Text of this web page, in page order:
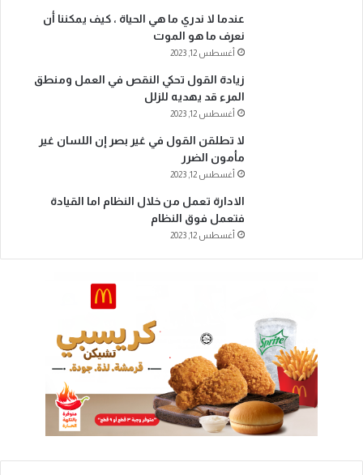
عندما لا ندري ما هي الحياة ، كيف يمكننا أن
نعرف ما هو الموت
أغسطس 12, 2023
زيادة القول تحكي النقص في العمل ومنطق
المرء قد يهديه للزلل
أغسطس 12, 2023
لا تطلقن القول في غير بصر إن اللسان غير
مأمون الضرر
أغسطس 12, 2023
الادارة تعمل من خلال النظام اما القيادة
فتعمل فوق النظام
أغسطس 12, 2023